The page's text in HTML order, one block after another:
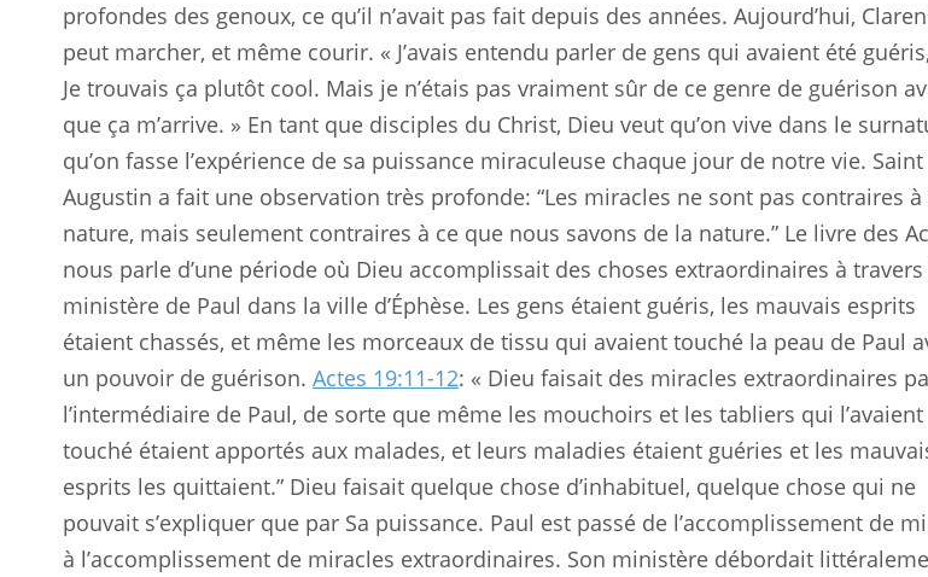
profondes des genoux, ce qu’il n’avait pas fait depuis des années. Aujourd’hui,
peut marcher, et même courir. « J’avais entendu parler de gens qui avaient été
Je trouvais ça plutôt cool. Mais je n’étais pas vraiment sûr de ce genre de guérison
que ça m’arrive. » En tant que disciples du Christ, Dieu veut qu’on vive dans le
qu’on fasse l’expérience de sa puissance miraculeuse chaque jour de notre vie. Saint
Augustin a fait une observation très profonde: “Les miracles ne sont pas contraires à
nature, mais seulement contraires à ce que nous savons de la nature.” Le livre des
nous parle d’une période où Dieu accomplissait des choses extraordinaires à
ministère de Paul dans la ville d’Éphèse. Les gens étaient guéris, les mauvais esprits
étaient chassés, et même les morceaux de tissu qui avaient touché la peau de Paul
un pouvoir de guérison. Actes 19:11-12: « Dieu faisait des miracles extraordinaires
l’intermédiaire de Paul, de sorte que même les mouchoirs et les tabliers qui l’avaient
touché étaient apportés aux malades, et leurs maladies étaient guéries et les
esprits les quittaient.” Dieu faisait quelque chose d’inhabituel, quelque chose qui ne
pouvait s’expliquer que par Sa puissance. Paul est passé de l’accomplissement de
à l’accomplissement de miracles extraordinaires. Son ministère débordait